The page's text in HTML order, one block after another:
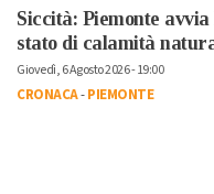
Siccità: Piemonte
stato di calamità
Giovedì, 6 Agosto 2026 - 19:00
CRONACA-PIEMONTE